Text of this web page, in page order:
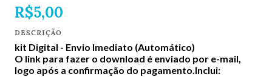
R$5,00
DESCRIÇÃO
kit Digital - Envio Imediato (Automático)
O link para fazer o download é enviado por e-mail,
logo após a confirmação do pagamento.Inclui: